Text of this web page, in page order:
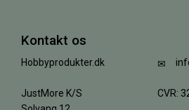
Kontakt os
Hobbyprodukter.dk
JustMore K/S
CVR: